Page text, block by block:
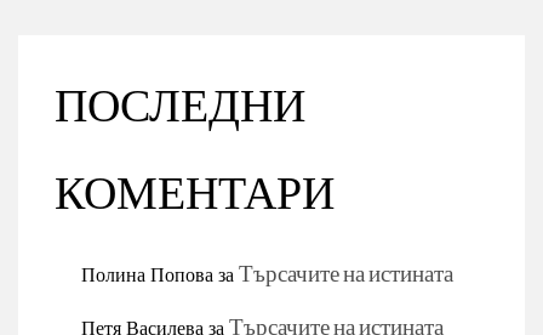
ПОСЛЕДНИ
КОМЕНТАРИ
Полина ПоповазаТърсачите на истината
Петя ВасилевазаТърсачите на истината